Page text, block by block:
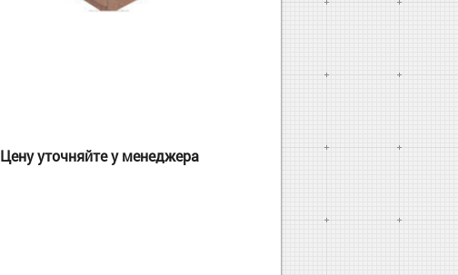
Цену уточняйте у менеджера